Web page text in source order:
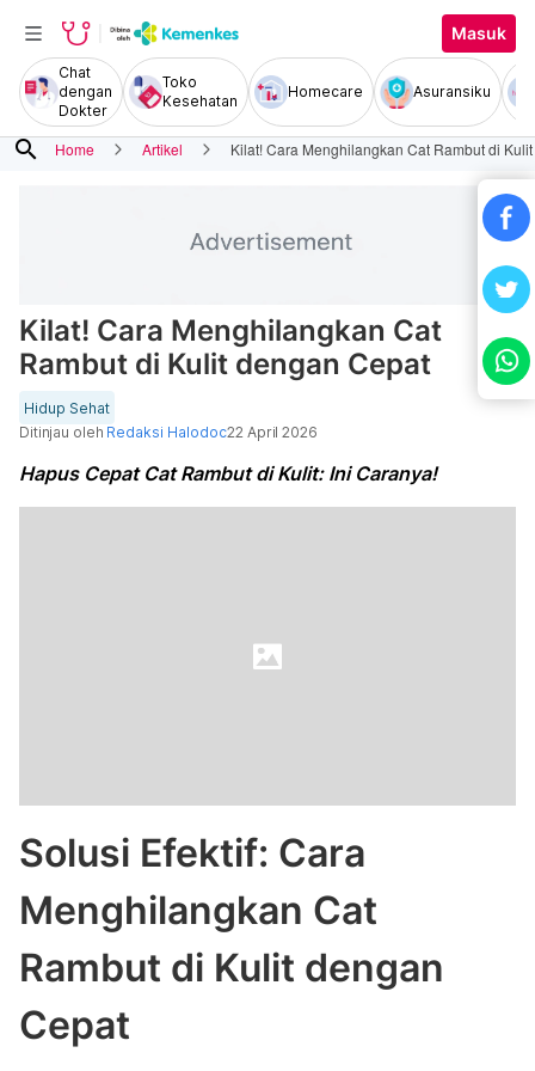
Masuk
Chat
dengan
Dokter
Toko
Kesehatan
Homecare Asuransiku
search Home Artikel Kilat! Cara Menghilangkan Cat Rambut di
Kilat! Cara Menghilangkan Cat
Rambut di Kulit dengan Cepat
Hidup Sehat
Ditinjau oleh Redaksi Halodoc22 April 2026
Hapus Cepat Cat Rambut di Kulit: Ini Caranya!
Solusi Efektif: Cara
Menghilangkan Cat
Rambut di Kulit dengan
Cepat